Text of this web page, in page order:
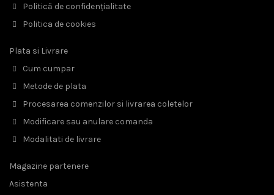
Politică de confidențialitate
Politica de cookies
Plata si Livrare
Cum cumpar
Metode de plata
Procesarea comenzilor si livrarea coletelor
Modificare sau anulare comanda
Modalitati de livrare
Magazine partenere
Asistenta